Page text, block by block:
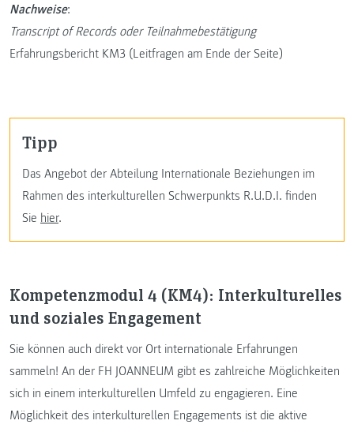
Nachweise:
Transcript of Records oder Teilnahmebestätigung
Erfahrungsbericht KM3 (Leitfragen am Ende der Seite)
Tipp
Das Angebot der Abteilung Internationale Beziehungen im
Rahmen des interkulturellen Schwerpunkts R.U.D.I. finden
Sie hier.
Kompetenzmodul 4 (KM4): Interkulturelles
und soziales Engagement
Sie können auch direkt vor Ort internationale Erfahrungen
sammeln! An der FH JOANNEUM gibt es zahlreiche Möglichkeiten
sich in einem interkulturellen Umfeld zu engagieren. Eine
Möglichkeit des interkulturellen Engagements ist die aktive